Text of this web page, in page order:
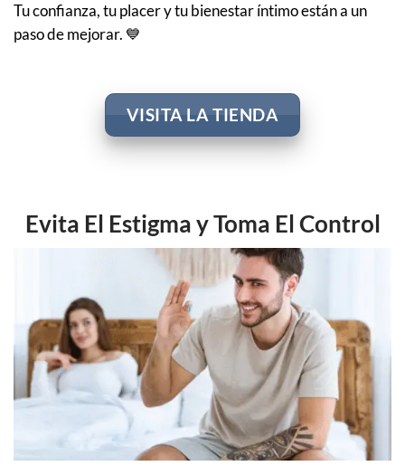
Tu confianza, tu placer y tu bienestar íntimo están a un
paso de mejorar. 💙
VISITA LA TIENDA
Evita El Estigma y Toma El Control